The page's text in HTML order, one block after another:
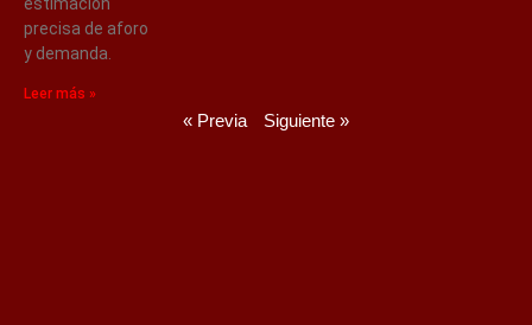
precisa de aforo
y demanda.
Leer más »
« Previa Siguiente »